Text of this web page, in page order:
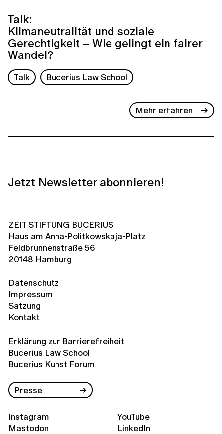
Talk:
Klimaneutralität und soziale
Gerechtigkeit – Wie gelingt ein fairer
Wandel?
Talk Bucerius Law School
Mehr erfahren
Jetzt Newsletter abonnieren!
ZEIT STIFTUNG BUCERIUS
Haus am Anna-Politkowskaja-Platz
Feldbrunnenstraße 56
20148 Hamburg
Datenschutz
Impressum
Satzung
Kontakt
Erklärung zur Barrierefreiheit
Bucerius Law School
Bucerius Kunst Forum
Presse
Instagram
Mastodon
YouTube
LinkedIn